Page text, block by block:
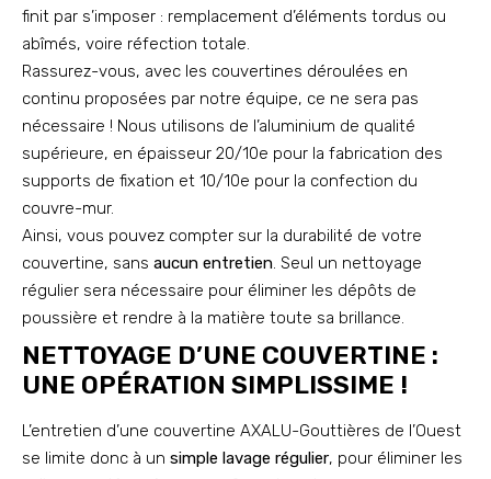
finit par s’imposer : remplacement d’éléments tordus ou
abîmés, voire réfection totale.
Rassurez-vous, avec les couvertines déroulées en
continu proposées par notre équipe, ce ne sera pas
nécessaire ! Nous utilisons de l’aluminium de qualité
supérieure, en épaisseur 20/10e pour la fabrication des
supports de fixation et 10/10e pour la confection du
couvre-mur.
Ainsi, vous pouvez compter sur la durabilité de votre
couvertine, sans aucun entretien. Seul un nettoyage
régulier sera nécessaire pour éliminer les dépôts de
poussière et rendre à la matière toute sa brillance.
NETTOYAGE D’UNE COUVERTINE :
UNE OPÉRATION SIMPLISSIME !
L’entretien d’une couvertine AXALU-Gouttières de l’Ouest
se limite donc à un simple lavage régulier, pour éliminer les